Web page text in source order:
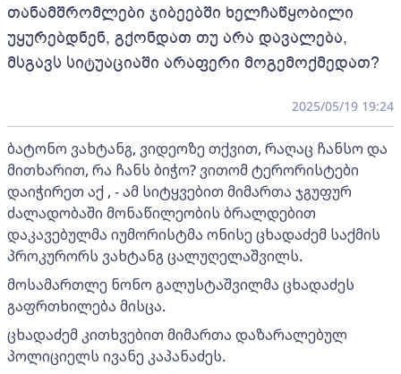
თანამშრომლები ჯიბეებში ხელჩაწყობილი
უყურებდნენ, გქონდათ თუ არა დავალება,
მსგავს სიტუაციაში არაფერი მოგემოქმედათ?
2025/05/19 19:24
ბატონო ვახტანგ, ვიდეოზე თქვით, რაღაც ჩანსო და
მითხარით, რა ჩანს ბიჭო? ვითომ ტერორისტები
დაიჭირეთ აქ , - ამ სიტყვებით მიმართა ჯგუფურ
ძალადობაში მონაწილეობის ბრალდებით
დაკავებულმა იუმორისტმა ონისე ცხადაძემ საქმის
პროკურორს ვახტანგ ცალუღელაშვილს.
მოსამართლე ნონო გალუსტაშვილმა ცხადაძეს
გაფრთხილება მისცა.
ცხადაძემ კითხვებით მიმართა დაზარალებულ
პოლიციელს ივანე კაპანაძეს.